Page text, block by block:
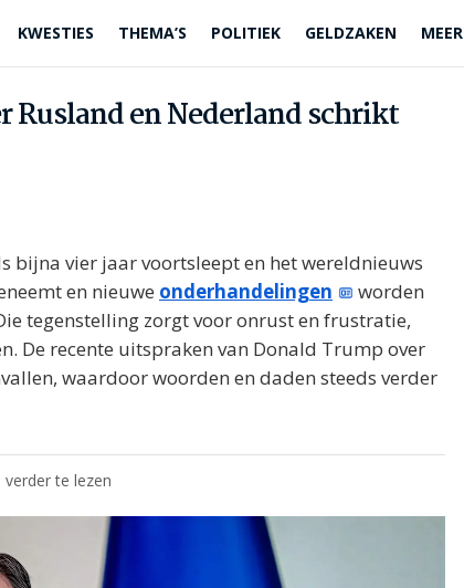
KWESTIES THEMA’S POLITIEK GELDZAKEN MEER
Rusland en Nederland schrikt
bijna vier jaar voortsleept en het wereldnieuws
en nieuwe onderhandelingen
worden
tegenstelling zorgt voor onrust en frustratie,
De recente uitspraken van Donald Trump over
waardoor woorden en daden steeds verder
verder te lezen